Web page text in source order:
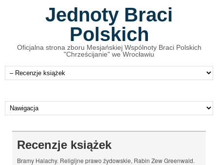
Jednoty Braci
Polskich
Oficjalna strona zboru Mesjańskiej Wspólnoty Braci Polskich
"Chrześcijanie" we Wrocławiu
Recenzje książek
Bramy Halachy. Religijne prawo żydowskie, Rabin Zew Greenwald.